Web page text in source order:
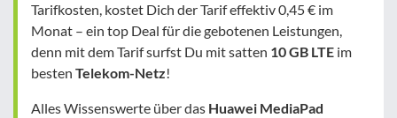
Tarifkosten, kostet Dich der Tarifeffektiv 0,45 € im
Monat – ein top Deal für die gebotenen Leistungen,
denn mit dem Tarif surfst Du mit satten 10 GB LTE im
besten Telekom-Netz!
Alles Wissenswerte über das Huawei MediaPad